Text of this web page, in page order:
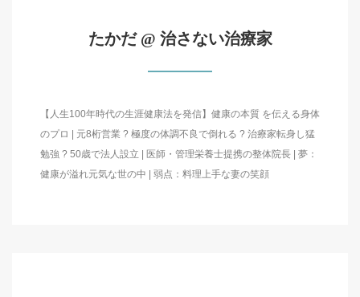
たかだ @ 治さない治療家
【人生100年時代の生涯健康法を発信】健康の本質 を伝える身体
のプロ | 元8桁営業 ? 極度の体調不良で倒れる ? 治療家転身し猛
勉強 ? 50歳で法人設立 | 医師・管理栄養士提携の整体院長 | 夢：
健康が溢れ元気な世の中 | 弱点：料理上手な妻の笑顔